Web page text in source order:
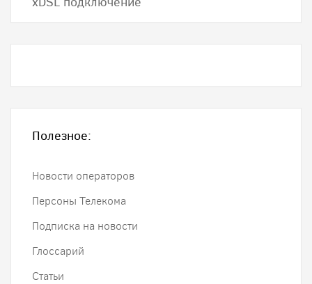
Полезное:
Новости операторов
Персоны Телекома
Подписка на новости
Глоссарий
Статьи